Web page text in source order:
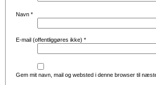
Navn *
E-mail (offentliggøres ikke) *
Gem mit navn, mail og websted i denne browser til